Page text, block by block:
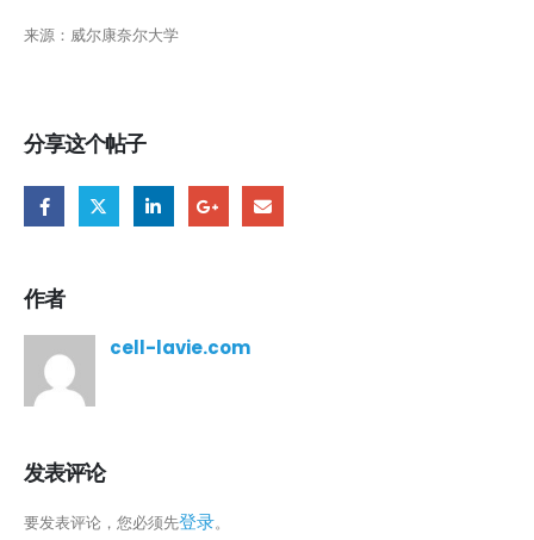
来源：威尔康奈尔大学
分享这个帖子
作者
cell-lavie.com
发表评论
要发表评论，您必须先登录。